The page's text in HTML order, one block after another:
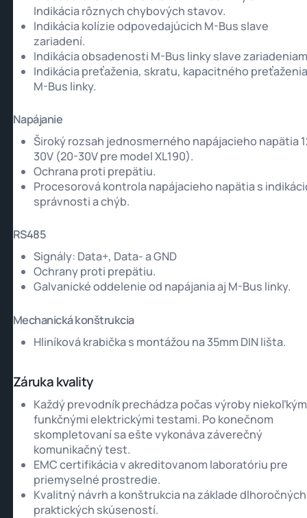
Indikácia rôznych chybových stavov.
Indikácia kolízie odpovedajúcich M-Bus slave
zariadení.
Indikácia obsadenosti M-Bus linky slave
Indikácia preťaženia, skratu, kapacitného preťaženia
M-Bus linky.
Napájanie
Široký rozsah jednosmerného napájacieho napätia
30V (20-30V pre model XL190).
Ochrana proti prepätiu.
Procesorová kontrola napájacieho napätia s
správnosti a chýb.
RS485
Signály: Data+, Data- a GND
Ochrany proti prepätiu.
Galvanické oddelenie od napájania aj M-Bus linky.
Mechanická konštrukcia
Hliníková krabička s montážou na 35mm DIN lišta.
Záruka kvality
Každý prevodník prechádza počas výroby
funkčnými elektrickými testami. Po konečnom
skompletovaní sa ešte vykonáva záverečný
komunikačný test.
EMC certifikácia v akreditovanom laboratóriu pre
priemyselné prostredie.
Kvalitný návrh a konštrukcia na základe dlhoročných
praktických skúseností.